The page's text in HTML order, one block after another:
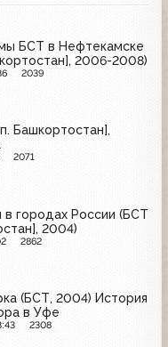
БСТ в Нефтекамске
2006-2008)
2039
Башкортостан],
2071
в городах России (БСТ
2004)
2862
(БСТ, 2004) История
в Уфе
2308